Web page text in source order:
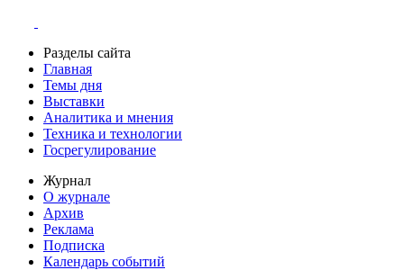
Разделы сайта
Главная
Темы дня
Выставки
Аналитика и мнения
Техника и технологии
Госрегулирование
Журнал
О журнале
Архив
Реклама
Подписка
Календарь событий